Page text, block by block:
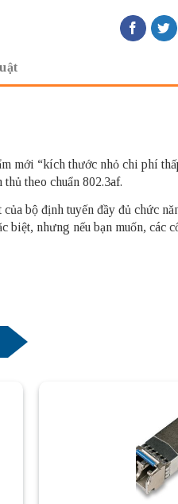
mới “kích thước nhỏ chi phí
theo chuẩn 802.3af.
bộ định tuyến đầy đủ chức
biệt, nhưng nếu bạn muốn,